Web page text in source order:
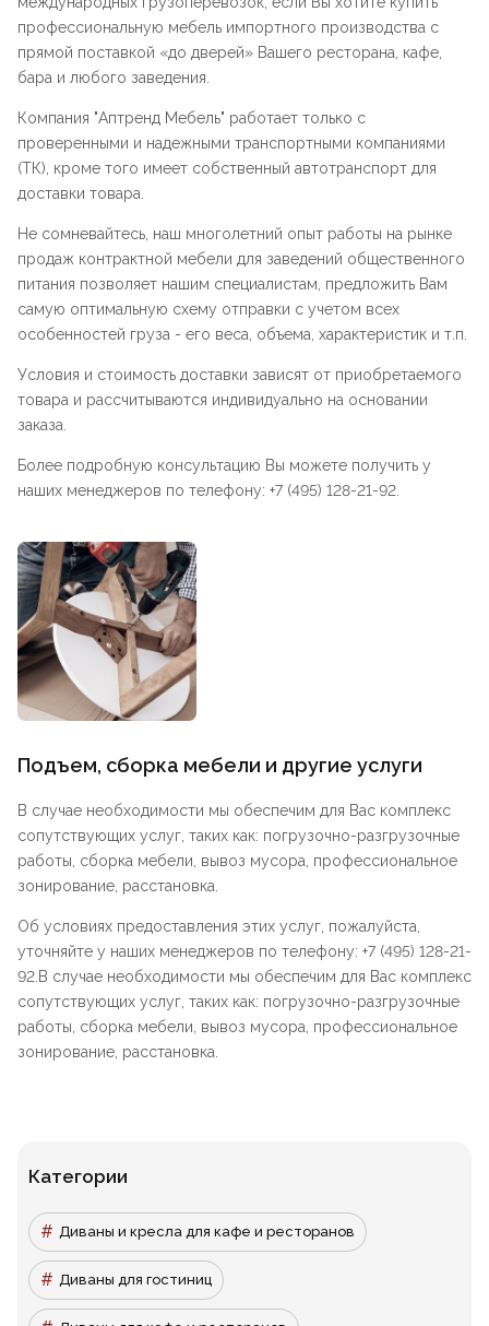
профессиональную мебель импортного производства с
прямой поставкой «до дверей» Вашего ресторана, кафе,
бара и любого заведения.
Компания "Аптренд Мебель" работает только с
проверенными и надежными транспортными компаниями
(ТК), кроме того имеет собственный автотранспорт для
доставки товара.
Не сомневайтесь, наш многолетний опыт работы на рынке
продаж контрактной мебели для заведений общественного
питания позволяет нашим специалистам, предложить Вам
самую оптимальную схему отправки с учетом всех
особенностей груза - его веса, объема, характеристик и т.п.
Условия и стоимость доставки зависят от приобретаемого
товара и рассчитываются индивидуально на основании
заказа.
Более подробную консультацию Вы можете получить у
наших менеджеров по телефону: +7 (495) 128-21-92.
Подъем, сборка мебели и другие услуги
В случае необходимости мы обеспечим для Вас комплекс
сопутствующих услуг, таких как: погрузочно-разгрузочные
работы, сборка мебели, вывоз мусора, профессиональное
зонирование, расстановка.
Об условиях предоставления этих услуг, пожалуйста,
уточняйте у наших менеджеров по телефону: +7 (495) 128-21-
92.В случае необходимости мы обеспечим для Вас комплекс
сопутствующих услуг, таких как: погрузочно-разгрузочные
работы, сборка мебели, вывоз мусора, профессиональное
зонирование, расстановка.
Категории
Диваны и кресла для кафе и ресторанов
Диваны для гостиниц